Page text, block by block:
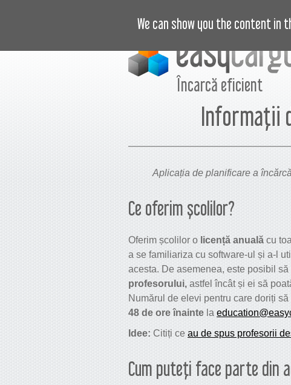
We can show you the content in
Încarcă eficient
Informații
Aplicația de planificare a
Ce oferim școlilor?
Oferim școlilor o licență anuală cu
a se familiariza cu software-ul și a-l
acesta. De asemenea, este posibil
profesorului, astfel încât și ei să
Numărul de elevi pentru care doriți
48 de ore înainte la
Idee: Citiți ce au de spus profesorii
Cum puteți face parte din